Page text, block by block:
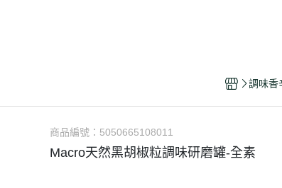
調味香
商品編號： 5050665108011
Macro天然黑胡椒粒調味研磨罐-全素